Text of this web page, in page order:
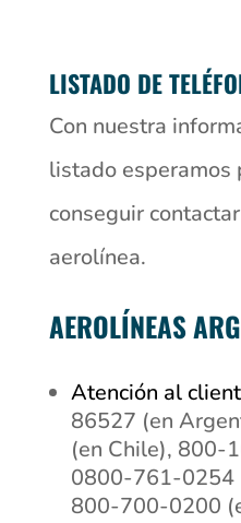
LISTADO DE
Con nuestra
listado esperamos
conseguir
aerolínea.
AEROLÍNEAS
Atención al
86527 (en
(en Chile), 800-
0800-761-0254
800-700-0200